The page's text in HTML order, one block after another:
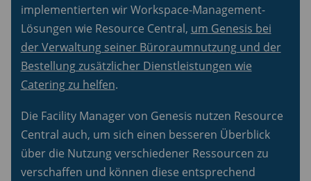
implementierten wir Workspace-Management-
Lösungen wie Resource Central, um Genesis bei
der Verwaltung seiner Büroraumnutzung und der
Bestellung zusätzlicher Dienstleistungen wie
Catering zu helfen.
Die Facility Manager von Genesis nutzen Resource
Central auch, um sich einen besseren Überblick
über die Nutzung verschiedener Ressourcen zu
verschaffen und können diese entsprechend